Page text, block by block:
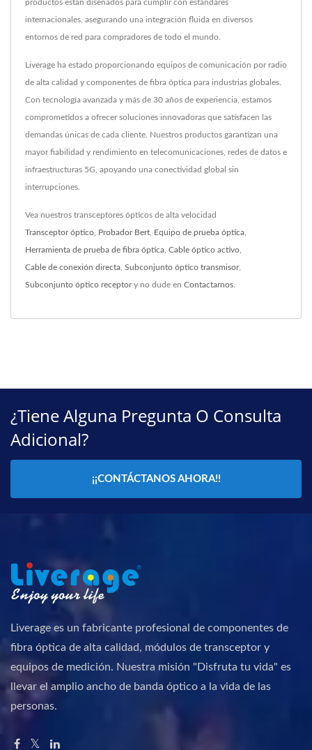
productos están diseñados para cumplir con estándares
internacionales, asegurando una integración fluida en diversos
entornos de red para compradores de todo el mundo.
Liverage ha estado proporcionando equipos de comunicación por radio
de alta calidad y componentes de fibra óptica para industrias globales.
Con tecnología avanzada y más de 30 años de experiencia, estamos
comprometidos a ofrecer soluciones innovadoras que satisfacen las
demandas únicas de cada cliente. Nuestros productos garantizan una
mayor fiabilidad y rendimiento en telecomunicaciones, redes de datos e
infraestructuras 5G, apoyando una conectividad global sin
interrupciones.
Vea nuestros transceptores ópticos de alta velocidad
Transceptor óptico Probador Bert Equipo de prueba óptica
Herramienta de prueba de fibra óptica Cable óptico activo
Cable de conexión directa Subconjunto óptico transmisor,
Subconjunto óptico receptory no dude en Contactarnos
¿Tiene Alguna Pregunta O Consulta
Adicional?
¡¡CONTÁCTANOS AHORA!!
Liverage es un fabricante profesional de componentes de
fibra óptica de alta calidad, módulos de transceptor y
equipos de medición. Nuestra misión "Disfruta tu vida" es
llevar el amplio ancho de banda óptico a la vida de las
personas.